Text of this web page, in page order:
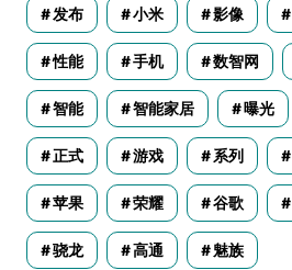
发布 小米 影像
性能 手机 数智网
智能 智能家居 曝光
正式 游戏 系列
苹果 荣耀 谷歌
骁龙 高通 魅族